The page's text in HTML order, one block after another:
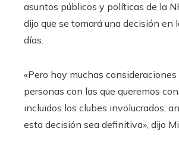
asuntos públicos y políticas de la
dijo que se tomará una decisión en
días.
«Pero hay muchas
personas con las que queremos
incluidos los clubes involucrados,
esta decisión sea definitiva», dijo